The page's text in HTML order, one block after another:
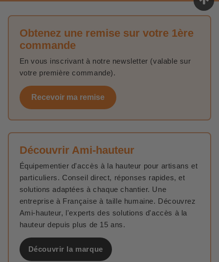
Obtenez une remise sur votre 1ère
commande
En vous inscrivant à notre newsletter (valable sur
votre première commande).
Recevoir ma remise
Découvrir Ami-hauteur
Équipementier d'accès à la hauteur pour artisans et
particuliers. Conseil direct, réponses rapides, et
solutions adaptées à chaque chantier. Une
entreprise à Française à taille humaine. Découvrez
Ami-hauteur, l'experts des solutions d'accès à la
hauteur depuis plus de 15 ans.
Découvrir la marque